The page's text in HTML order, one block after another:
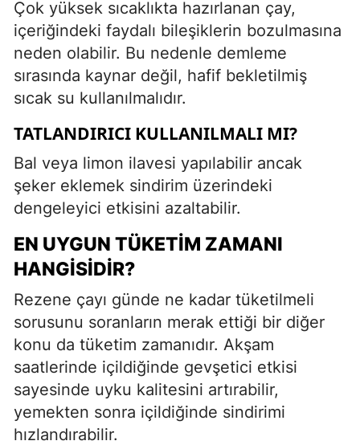
Çok yüksek sıcaklıkta hazırlanan çay,
içeriğindeki faydalı bileşiklerin bozulmasına
neden olabilir. Bu nedenle demleme
sırasında kaynar değil, hafif bekletilmiş
sıcak su kullanılmalıdır.
TATLANDIRICI KULLANILMALI MI?
Bal veya limon ilavesi yapılabilir ancak
şeker eklemek sindirim üzerindeki
dengeleyici etkisini azaltabilir.
EN UYGUN TÜKETIM ZAMANI
HANGISIDIR?
Rezene çayı günde ne kadar tüketilmeli
sorusunu soranların merak ettiği bir diğer
konu da tüketim zamanıdır. Akşam
saatlerinde içildiğinde gevşetici etkisi
sayesinde uyku kalitesini artırabilir,
yemekten sonra içildiğinde sindirimi
hızlandırabilir.